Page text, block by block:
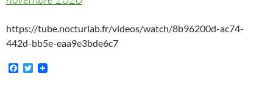
https://tube.nocturlab.fr/videos/watch/8b96200d-ac74-
442d-bb5e-eaa9e3bde6c7
F
T